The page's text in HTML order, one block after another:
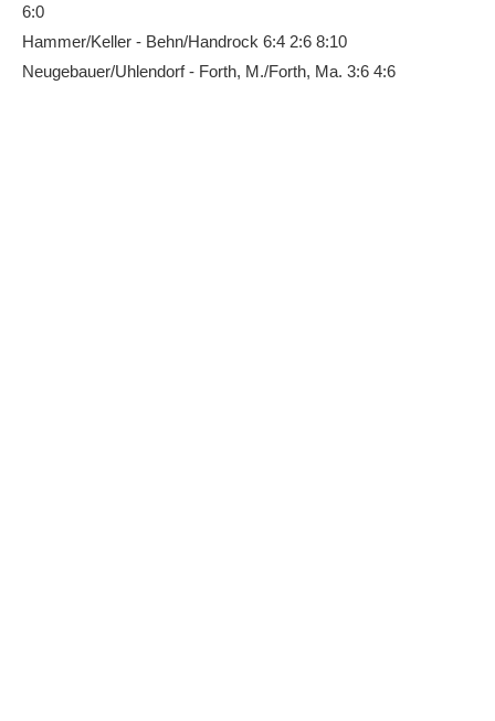
6:0
Hammer/Keller - Behn/Handrock 6:4 2:6 8:10
Neugebauer/Uhlendorf - Forth, M./Forth, Ma. 3:6 4:6